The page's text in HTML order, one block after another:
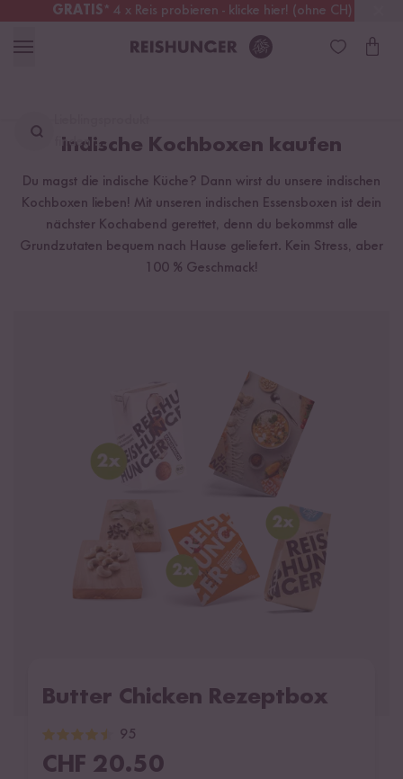
GRATIS* 4 x Reis probieren - klicke hier! (ohne CH)
Schweiz Alle Zölle & Steuern inklusive
finden ...
Indische Kochboxen kaufen
Du magst die indische Küche? Dann wirst du unsere indischen
Kochboxen lieben! Mit unseren indischen Essensboxen ist dein
nächster Kochabend gerettet, denn du bekommst alle
Grundzutaten bequem nach Hause geliefert. Kein Stress, aber
100 % Geschmack!
Butter Chicken Rezeptbox
95
CHF 20.50